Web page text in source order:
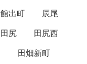
館出町
辰尾
田尻
田尻西
田畑新町